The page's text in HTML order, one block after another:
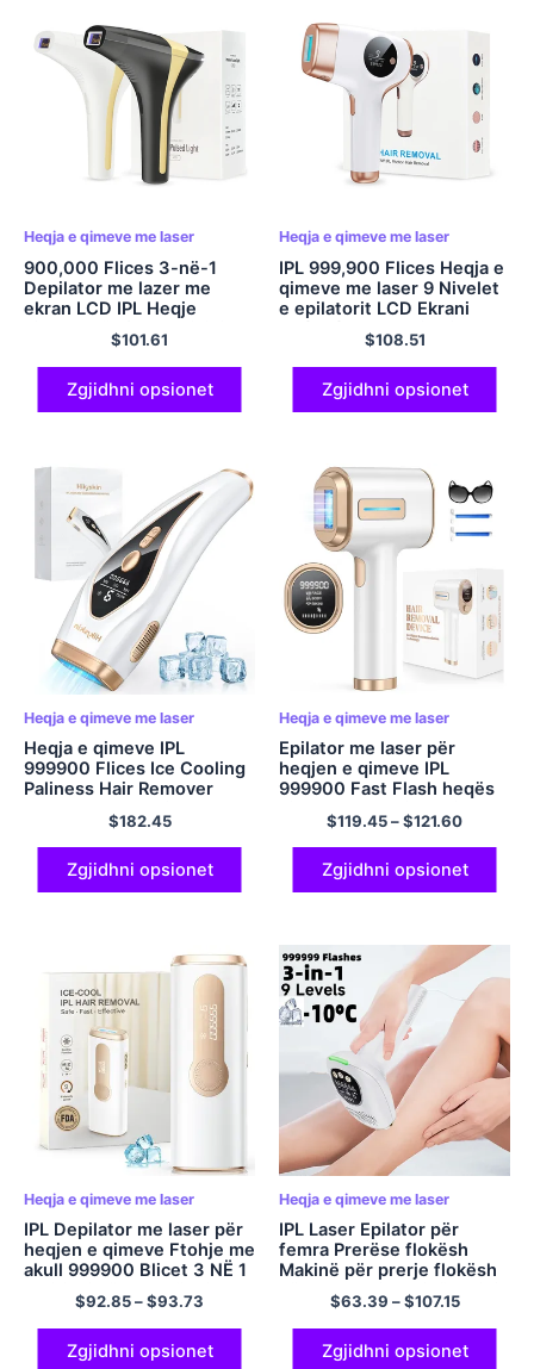
Heqja e qimeve me laser
900,000 Flices 3-në-1
Depilator me lazer me
ekran LCD IPL Heqje
qimesh për femra Bikini
heqëse trupi pubik Epilator
për përdorim shtëpiak
$101.61
Zgjidhni opsionet
Heqja e qimeve me laser
IPL 999,900 Flices Heqja e
qimeve me laser 9 Nivelet
e epilatorit LCD Ekrani
HR/SC/RA Modaliteti
heqës rroje elektrike për
trupin e grave Bikini
$108.51
Zgjidhni opsionet
Heqja e qimeve me laser
Heqja e qimeve IPL
999900 Flices Ice Cooling
Paliness Hair Remover
Femra Burra, 9 Nivelet e
Energjisë,Pajisje për
trajtimin e të gjithë trupit
në shtëpi
$182.45
Zgjidhni opsionet
Heqja e qimeve me laser
Epilator me laser për
heqjen e qimeve IPL
999900 Fast Flash heqës
qimesh Fotoepilator i
përhershëm pa dhimbje
Trajtim për të gjithë trupin
për femra
$119.45–$121.60
Zgjidhni opsionet
Heqja e qimeve me laser
IPL Depilator me laser për
heqjen e qimeve Ftohje me
akull 999900 Blicet 3 NË 1
Trajtim i përhershëm i
gjithë trupit pa dhimbje
për femrat meshkuj
$92.85–$93.73
Zgjidhni opsionet
Heqja e qimeve me laser
IPL Laser Epilator për
femra Prerëse flokësh
Makinë për prerje flokësh
për meshkuj Makinë rrojeje
për meshkuj Makinë për
prerje flokësh Makinë rroje
elektrike për burra Bikini
$63.39 –$107.15
Zgjidhni opsionet